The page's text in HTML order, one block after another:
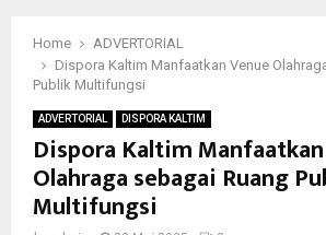
Home
ADVERTORIAL
Dispora Kaltim Manfaatkan Venue
Publik Multifungsi
ADVERTORIAL DISPORA KALTIM
Dispora Kaltim
Olahraga sebagai Ruang
Multifungsi